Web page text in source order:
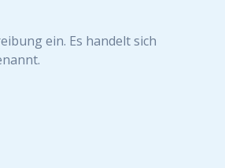
ein. Es handelt sich